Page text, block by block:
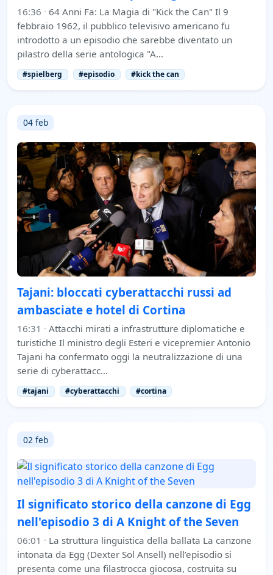
16:36 · 64 Anni Fa: La Magia di "Kick the Can" Il 9
febbraio 1962, il pubblico televisivo americano fu
introdotto a un episodio che sarebbe diventato un
pilastro della serie antologica "A…
#spielberg #episodio #kick the can
04 feb
Tajani: bloccati cyberattacchi russi ad
ambasciate e hotel di Cortina
16:31 · Attacchi mirati a infrastrutture diplomatiche e
turistiche Il ministro degli Esteri e vicepremier Antonio
Tajani ha confermato oggi la neutralizzazione di una
serie di cyberattacc…
#tajani #cyberattacchi #cortina
02 feb
Il significato storico della canzone di Egg
nell'episodio 3 di A Knight of the Seven
06:01 · La struttura linguistica della ballata La canzone
intonata da Egg (Dexter Sol Ansell) nell’episodio si
presenta come una filastrocca giocosa, costruita su